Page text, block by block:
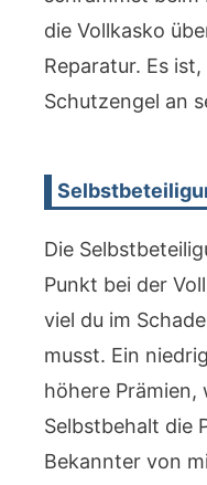
die Vollkasko
Reparatur. Es
Schutzengel an
Die
Punkt bei der
viel du im
musst. Ein
höhere
Selbstbehalt die
Bekannter von